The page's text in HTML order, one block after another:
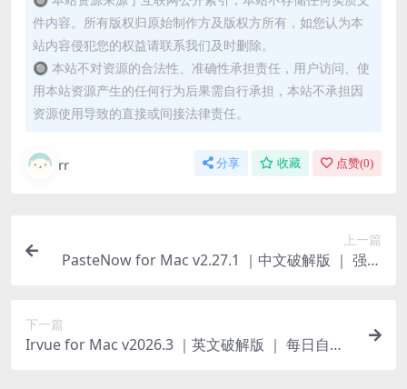
件内容。所有版权归原始制作方及版权方所有，如您认为本
站内容侵犯您的权益请联系我们及时删除。
🔘 本站不对资源的合法性、准确性承担责任，用户访问、使
用本站资源产生的任何行为后果需自行承担，本站不承担因
资源使用导致的直接或间接法律责任。
rr 分享 收藏 点赞(0)
上一篇
PasteNow for Mac v2.27.1 ｜中文破解版 ｜ 强大
下一篇
Irvue for Mac v2026.3 ｜英文破解版 ｜ 每日自动